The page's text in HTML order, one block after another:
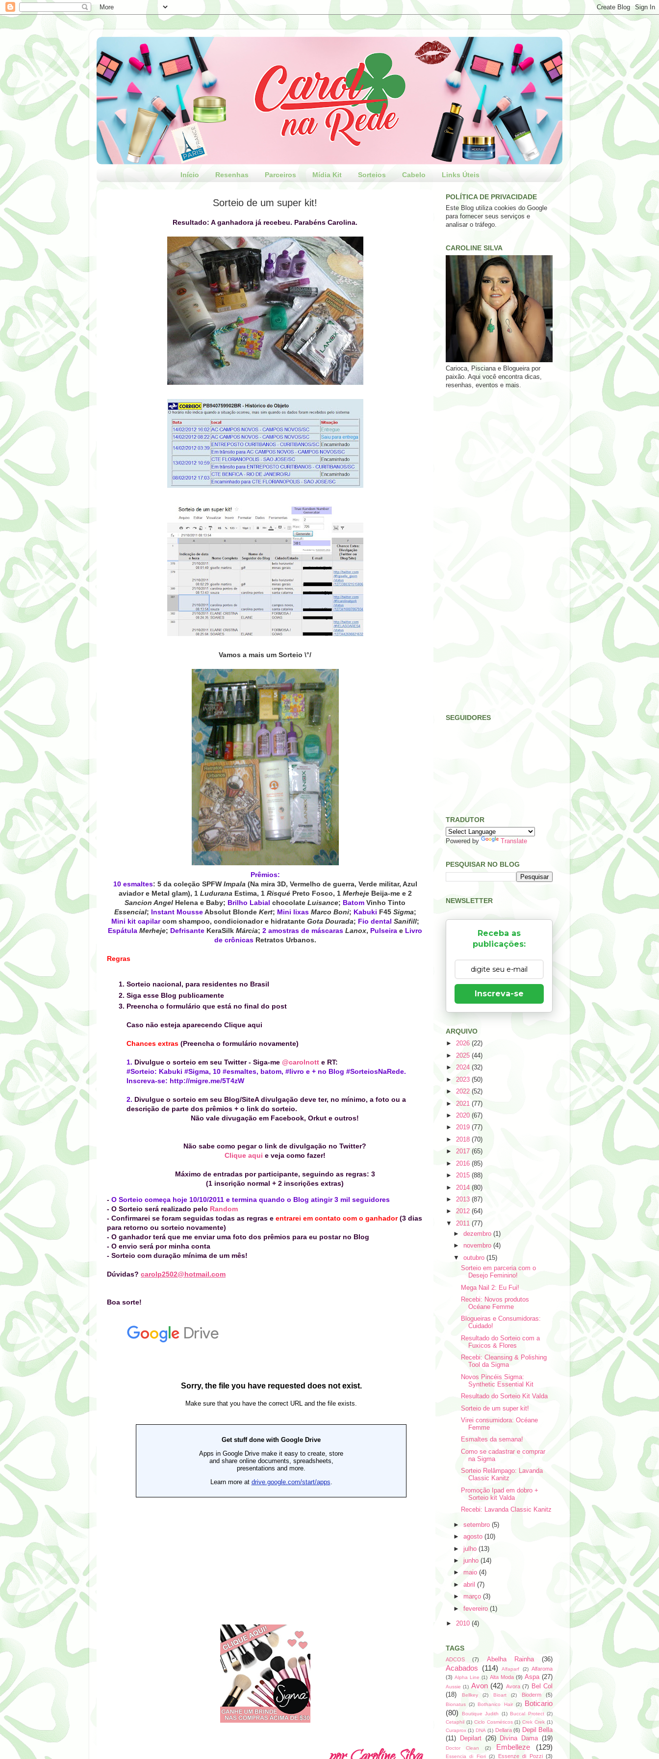
Início Resenhas Parceiros Mídia Kit Sorteios Cabelo Links Úteis
Sorteio de um super kit!
Resultado: A ganhadora já recebeu. Parabéns Carolina.
Vamos a mais um Sorteio \°/
Prêmios:
10 esmaltes: 5 da coleção SPFW Impala (Na mira 3D, Vermelho de guerra, Verde militar, Azul
aviador e Metal glam), 1 Ludurana Estima, 1 RisquéPreto Fosco, 1 MerhejeBeija-me e 2
Sancion Angel Helena e Baby; Brilho Labial chocolate Luisance; Batom Vinho Tinto
Essencial; Instant MousseAbsolut Blonde Kert; Mini lixas Marco Boni; Kabuki F45 Sigma;
Mini kit capilarcom shampoo, condicionador e hidratante Gota Dourada; Fio dental Sanifill;
Espátula Merheje; Defrisante KeraSilk Márcia; 2 amostras de máscaras Lanox, Pulseira e Livro
de crônicasRetratos Urbanos.
Regras
Sorteio nacional, para residentes no Brasil
Siga esse Blog publicamente
Preencha o formulário que está no final do post
Caso não esteja aparecendo Clique aqui
Chances extras (Preencha o formulário novamente)
1. Divulgue o sorteio em seu Twitter- Siga-me @carolnott e RT:
#Sorteio: Kabuki #Sigma, 10 #esmaltes, batom, #livro e + no Blog #SorteiosNaRede.
Inscreva-se: http://migre.me/5T4zW
2. Divulgue o sorteio em seu Blog/SiteA divulgação deve ter, no mínimo, a foto ou a
descrição de parte dos prêmios + o link do sorteio.
Não vale divugação em Facebook, Orkut e outros!
Não sabe como pegar o link de divulgação no Twitter?
Clique aqui e veja como fazer!
Máximo de entradas por participante, seguindo as regras: 3
(1 inscrição normal + 2 inscrições extras)
- O Sorteio começa hoje 10/10/2011 e termina quando o Blog atingir 3 mil seguidores
- O Sorteio será realizado pelo Random
- Confirmarei se foram seguidas todas as regras e entrarei em contato com o ganhador(3 dias
para retorno ou sorteio novamente)
- O ganhador terá que me enviar uma foto dos prêmios para eu postar no Blog
- O envio será por minha conta
- Sorteio com duração mínima de um mês!
Dúvidas? carolp2502@hotmail.com
Boa sorte!
POLÍTICA DE PRIVACIDADE
Este Blog utiliza cookies do Google
para fornecer seus serviços e
analisar o tráfego.
CAROLINE SILVA
Carioca, Pisciana e Blogueira por
paixão. Aqui você encontra dicas,
resenhas, eventos e mais.
SEGUIDORES
TRADUTOR
Powered by Translate
PESQUISAR NO BLOG
NEWSLETTER
Receba as
publicações:
Inscreva-se
ARQUIVO
► 2026 (22)
► 2025 (44)
► 2024 (32)
► 2023 (50)
► 2022 (52)
► 2021 (77)
► 2020 (67)
► 2019 (77)
► 2018 (70)
► 2017 (65)
► 2016 (85)
► 2015 (88)
► 2014 (80)
► 2013 (87)
► 2012 (64)
▼ 2011 (77)
►dezembro(1)
► novembro(4)
▼outubro(15)
Sorteio em parceria com o
Desejo Feminino!
Mega Nail 2: Eu Fui!
Recebi: Novos produtos
Océane Femme
Blogueiras e Consumidoras:
Cuidado!
Resultado do Sorteio com a
Fuxicos & Flores
Recebi: Cleansing & Polishing
Tool da Sigma
Novos Pincéis Sigma:
Synthetic Essential Kit
Resultado do Sorteio Kit Valda
Sorteio de um super kit!
Virei consumidora: Océane
Femme
Esmaltes da semana!
Como se cadastrar e comprar
na Sigma
Sorteio Relâmpago: Lavanda
Classic Kanitz
Promoção Ipad em dobro +
Sorteio kit Valda
Recebi: Lavanda Classic Kanitz
►setembro(5)
►agosto(10)
► julho(13)
► junho(14)
►maio(4)
►abril(7)
►março(3)
►fevereiro(1)
► 2010 (4)
TAGS
ADCOS (7) Abelha Rainha (36)
Acabados (114) Alfaparf (2) Alfaroma
(3) Alpha Line (1) Alta Moda (9) Aspa (27)
Aussie (1) Avon (42) Avora (7)
Bel Col
(18)
Bellkey (2) Bioart (2) Bioderm (5)
Bionatus (2) Bothanico Hair (2)
Boticario
(80)
Boutique Judith (1) Buccal Protect (2)
Cetaphil (1) Ciclo Cosméticos (1) Crek Crek (1)
Curaprox (1) DNA (1) Dellara (6) Depil Bella
(11)
Depilart (26) Divina Dama (19)
Doctor Clean (2) Embelleze (129)
Essencia di Fiori (2) Essenze di Pozzi (3)